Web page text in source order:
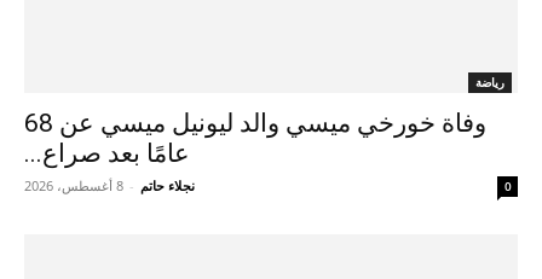
رياضة
وفاة خورخي ميسي والد ليونيل ميسي عن 68
عامًا بعد صراع...
نجلاء حاتم - 8 أغسطس، 2026 0